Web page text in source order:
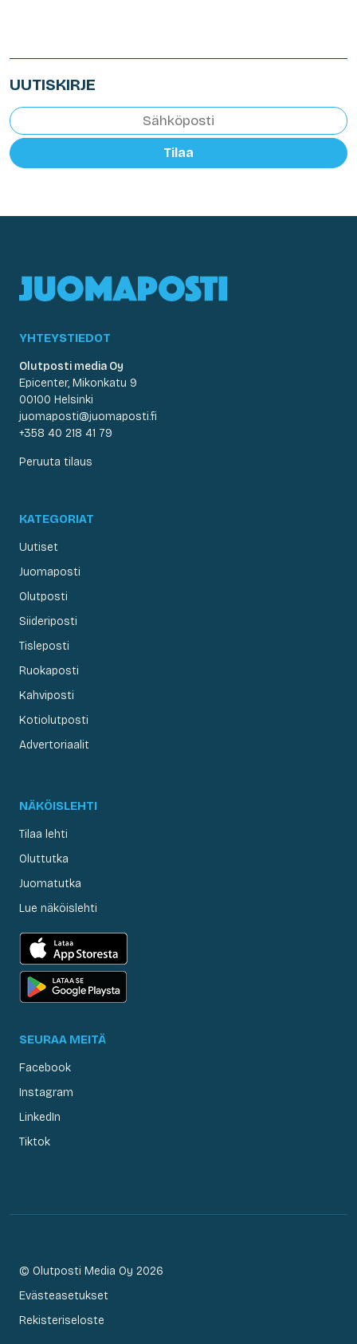
UUTISKIRJE
Tilaa
YHTEYSTIEDOT
Olutposti media Oy
Epicenter, Mikonkatu 9
00100 Helsinki
juomaposti@juomaposti.fi
+358 40 218 41 79
Peruuta tilaus
KATEGORIAT
Uutiset
Juomaposti
Olutposti
Siideriposti
Tisleposti
Ruokaposti
Kahviposti
Kotiolutposti
Advertoriaalit
NÄKÖISLEHTI
Tilaa lehti
Oluttutka
Juomatutka
Lue näköislehti
SEURAA MEITÄ
Facebook
Instagram
LinkedIn
Tiktok
© Olutposti Media Oy 2026
Evästeasetukset
Rekisteriseloste